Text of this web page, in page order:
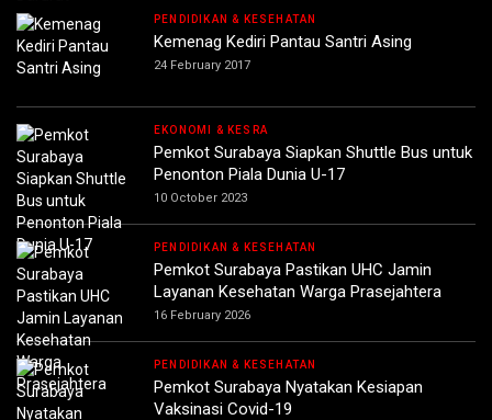
PENDIDIKAN & KESEHATAN
Kemenag Kediri Pantau Santri Asing
24 February 2017
EKONOMI & KESRA
Pemkot Surabaya Siapkan Shuttle Bus untuk
Penonton Piala Dunia U-17
10 October 2023
PENDIDIKAN & KESEHATAN
Pemkot Surabaya Pastikan UHC Jamin
Layanan Kesehatan Warga Prasejahtera
16 February 2026
PENDIDIKAN & KESEHATAN
Pemkot Surabaya Nyatakan Kesiapan
Vaksinasi Covid-19